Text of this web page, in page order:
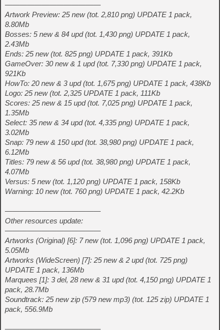
—————————————
Artwork Preview: 25 new (tot. 2,810 png) UPDATE 1 pack,
8.80Mb
Bosses: 5 new & 84 upd (tot. 1,430 png) UPDATE 1 pack,
2.43Mb
Ends: 25 new (tot. 825 png) UPDATE 1 pack, 391Kb
GameOver: 30 new & 1 upd (tot. 7,330 png) UPDATE 1 pack,
921Kb
HowTo: 20 new & 3 upd (tot. 1,675 png) UPDATE 1 pack, 438Kb
Logo: 25 new (tot. 2,325 UPDATE 1 pack, 111Kb
Scores: 25 new & 15 upd (tot. 7,025 png) UPDATE 1 pack,
1.35Mb
Select: 35 new & 34 upd (tot. 4,335 png) UPDATE 1 pack,
3.02Mb
Snap: 79 new & 150 upd (tot. 38,980 png) UPDATE 1 pack,
6.12Mb
Titles: 79 new & 56 upd (tot. 38,980 png) UPDATE 1 pack,
4.07Mb
Versus: 5 new (tot. 1,120 png) UPDATE 1 pack, 158Kb
Warning: 10 new (tot. 760 png) UPDATE 1 pack, 42.2Kb
—————————————
Other resources update:
—————————————
Artworks (Original) [6]: 7 new (tot. 1,096 png) UPDATE 1 pack,
5.05Mb
Artworks (WideScreen) [7]: 25 new & 2 upd (tot. 725 png)
UPDATE 1 pack, 136Mb
Marquees [1]: 3 del, 28 new & 31 upd (tot. 4,150 png) UPDATE 1
pack, 28.7Mb
Soundtrack: 25 new zip (579 new mp3) (tot. 125 zip) UPDATE 1
pack, 556.9Mb